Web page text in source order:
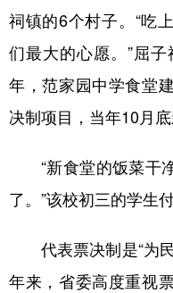
祠镇的6个村子。“吃
们最大的心愿。”屈
年，范家园中学食堂
决制项目，当年10月
“新食堂的饭菜干
了。”该校初三的学生
代表票决制是“为民
年来，省委高度重视